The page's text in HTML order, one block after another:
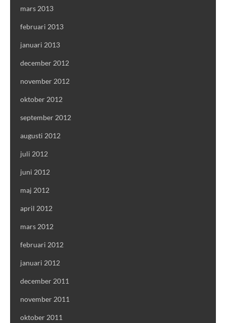
mars 2013
februari 2013
januari 2013
december 2012
november 2012
oktober 2012
september 2012
augusti 2012
juli 2012
juni 2012
maj 2012
april 2012
mars 2012
februari 2012
januari 2012
december 2011
november 2011
oktober 2011